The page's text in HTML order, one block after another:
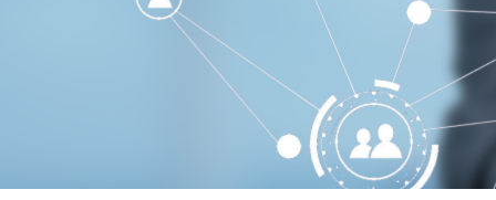
公司概况
全球布局 资
公司要闻
大交通
科技成果
科研动态
发展目标
发展路径 增
党建工作
人才现状
基本信息
定期报告 公